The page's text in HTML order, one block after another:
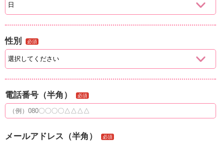
性別 必須
電話番号（半角） 必須
メールアドレス（半角） 必須